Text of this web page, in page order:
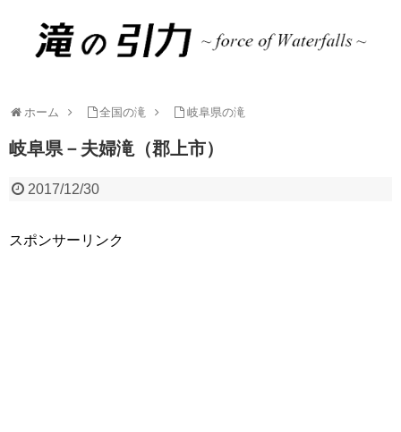
ホーム 全国の滝 岐阜県の滝
岐阜県－夫婦滝（郡上市）
2017/12/30
スポンサーリンク